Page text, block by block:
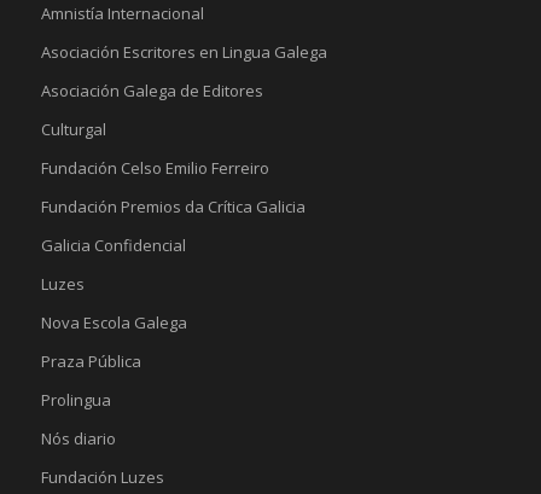
Amnistía Internacional
Asociación Escritores en Lingua Galega
Asociación Galega de Editores
Culturgal
Fundación Celso Emilio Ferreiro
Fundación Premios da Crítica Galicia
Galicia Confidencial
Luzes
Nova Escola Galega
Praza Pública
Prolingua
Nós diario
Fundación Luzes